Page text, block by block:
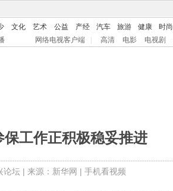
文化 艺术 公益 产经 汽车 旅游 健康 时尚
网络电视客户端 高清 电影 电视剧
工作正积极稳妥推进
论坛| 来源：新华网 | 手机看视频